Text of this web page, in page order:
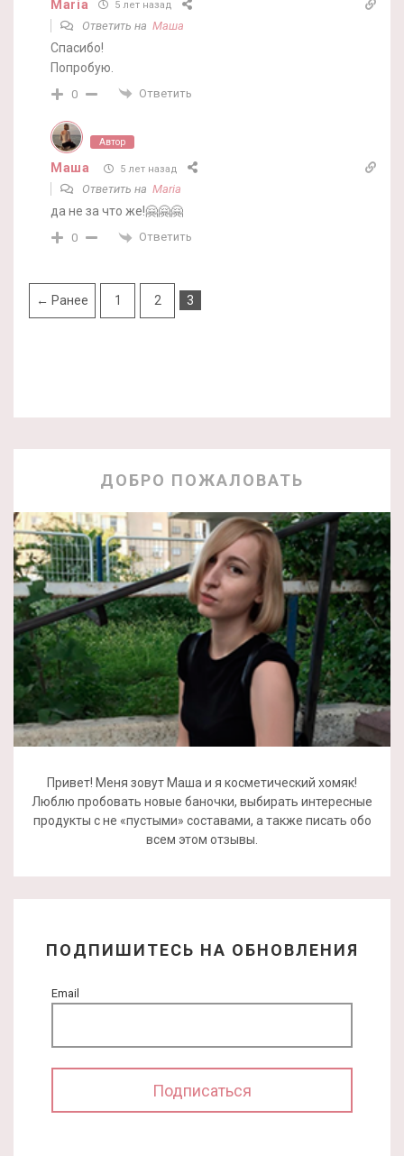
Maria 5 лет назад
Ответить на Маша
Спасибо!
Попробую.
0 Ответить
Автор
Маша 5 лет назад
Ответить на Maria
да не за что же!🤗🤗🤗
0 Ответить
← Ранее 1 2 3
ДОБРО ПОЖАЛОВАТЬ
Привет! Меня зовут Маша и я косметический хомяк!
Люблю пробовать новые баночки, выбирать интересные
продукты с не «пустыми» составами, а также писать обо
всем этом отзывы.
ПОДПИШИТЕСЬ НА ОБНОВЛЕНИЯ
Email